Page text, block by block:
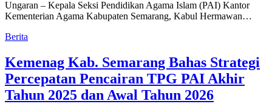
Ungaran – Kepala Seksi Pendidikan Agama Islam (PAI) Kantor
Kementerian Agama Kabupaten Semarang, Kabul Hermawan…
Berita
Kemenag Kab. Semarang Bahas Strategi
Percepatan Pencairan TPG PAI Akhir
Tahun 2025 dan Awal Tahun 2026